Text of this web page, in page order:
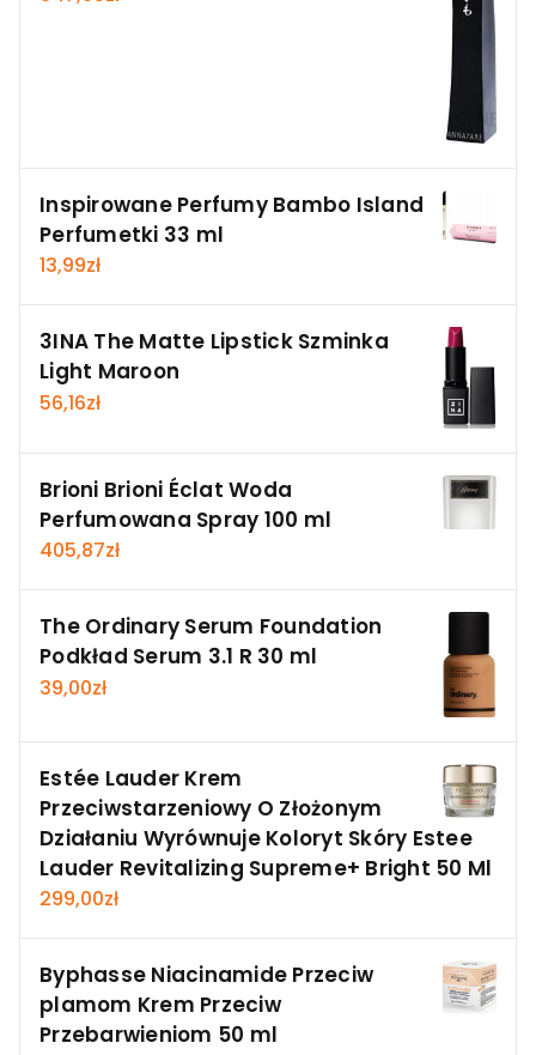
Inspirowane Perfumy Bambo Island
Perfumetki 33 ml
13,99zł
3INA The Matte Lipstick Szminka
Light Maroon
56,16zł
Brioni Brioni Éclat Woda
Perfumowana Spray 100 ml
405,87zł
The Ordinary Serum Foundation
Podkład Serum 3.1 R 30 ml
39,00zł
Estée Lauder Krem
Przeciwstarzeniowy O Złożonym
Działaniu Wyrównuje Koloryt Skóry Estee
Lauder Revitalizing Supreme+ Bright 50 Ml
299,00zł
Byphasse Niacinamide Przeciw
plamom Krem Przeciw
Przebarwieniom 50 ml